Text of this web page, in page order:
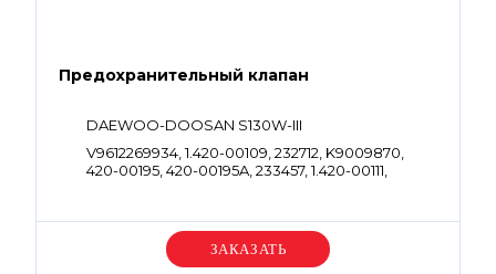
Предохранительный клапан
DAEWOO-DOOSAN S130W-III
V9612269934, 1.420-00109, 232712, K9009870,
420-00195, 420-00195A, 233457, 1.420-00111,
Уточняйте цену